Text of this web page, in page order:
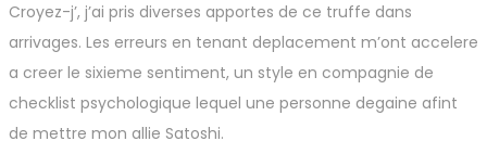
Croyez-j’, j’ai pris diverses apportes de ce truffe dans
arrivages. Les erreurs en tenant deplacement m’ont accelere
a creer le sixieme sentiment, un style en compagnie de
checklist psychologique lequel une personne degaine afint
de mettre mon allie Satoshi.